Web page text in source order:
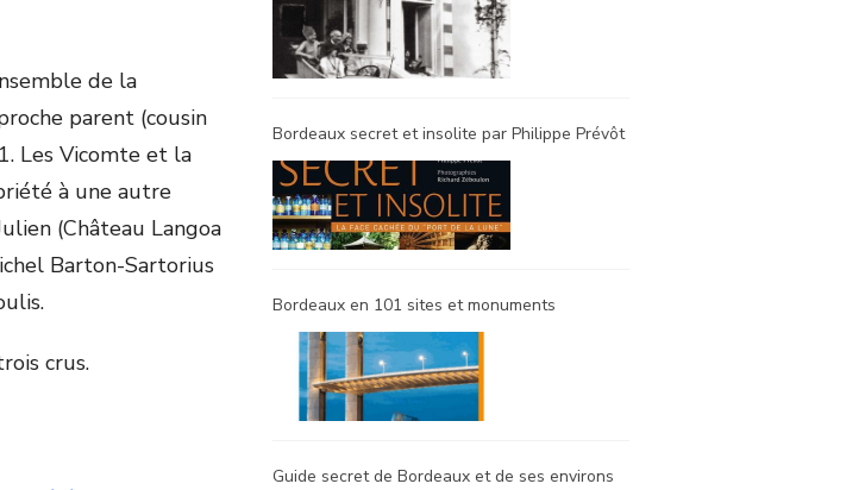
de la
parent (cousin
Les Vicomte et la
à une autre
(Château Langoa
Barton-Sartorius
crus.
Bordeaux secret et insolite par Philippe Prévôt
Bordeaux en 101 sites et monuments
Guide secret de Bordeaux et de ses environs